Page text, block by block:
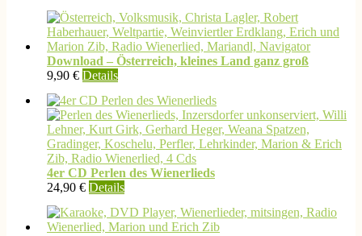
Download – Österreich, kleines Land ganz groß
9,90 € Details
4er CD Perlen des Wienerlieds
24,90 € DetailsDieses
weist
mehrere